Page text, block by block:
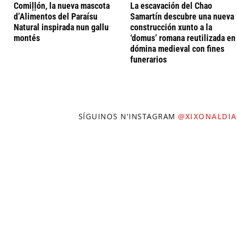
Comiḷḷón, la nueva mascota
d’Alimentos del Paraísu
Natural inspirada nun gallu
montés
La escavación del Chao
Samartín descubre una nueva
construcción xunto a la
‘domus’ romana reutilizada en
dómina medieval con fines
funerarios
SÍGUINOS N'INSTAGRAM @XIXONALDIA